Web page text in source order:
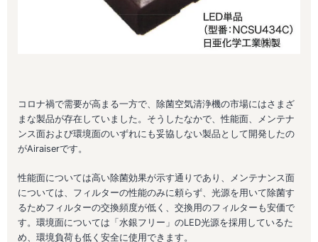
コロナ禍で需要が高まる一方で、除菌空気清浄機の市場にはさまざ
まな製品が存在していました。そうしたなかで、性能面、メンテナ
ンス面および環境面のいずれにも妥協しない製品として開発したの
がAiraiserです。
性能面については高い除菌効果が示す通りであり、メンテナンス面
については、フィルターの性能のみに頼らず、光源を用いて除菌す
るためフィルターの交換頻度が低く、交換用のフィルターも安価で
す。環境面については「水銀フリー」のLED光源を採用しているた
め、環境負荷も低く安全に使用できます。